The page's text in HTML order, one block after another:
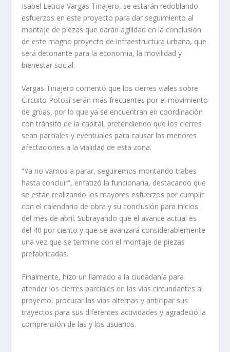
Isabel Leticia Vargas Tinajero, se estarán redoblando
esfuerzos en este proyecto para dar seguimiento al
montaje de piezas que darán agilidad en la conclusión
de este magno proyecto de infraestructura urbana, que
será detonante para la economía, la movilidad y
bienestar social.
Vargas Tinajero comentó que los cierres viales sobre
Circuito Potosí serán más frecuentes por el movimiento
de grúas, por lo que ya se encuentran en coordinación
con tránsito de la capital, pretendiendo que los cierres
sean parciales y eventuales para causar las menores
afectaciones a la vialidad de esta zona.
“Ya no vamos a parar, seguiremos montando trabes
hasta concluir”, enfatizó la funcionaria, destacando que
se están realizando los mayores esfuerzos por cumplir
con el calendario de obra y su conclusión para inicios
del mes de abril. Subrayando que el avance actual es
del 40 por ciento y que se avanzará considerablemente
una vez que se termine con el montaje de piezas
prefabricadas.
Finalmente, hizo un llamado a la ciudadanía para
atender los cierres parciales en las vías circundantes al
proyecto, procurar las vías alternas y anticipar sus
trayectos para sus diferentes actividades y agradeció la
comprensión de las y los usuarios.